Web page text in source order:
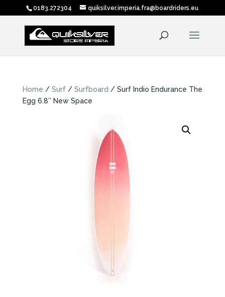
0183.272304 quiksilver.imperia.fra@boardriders.eu
Home / Surf/ Surfboard / Surf Indio Endurance The
Egg 6.8″ New Space